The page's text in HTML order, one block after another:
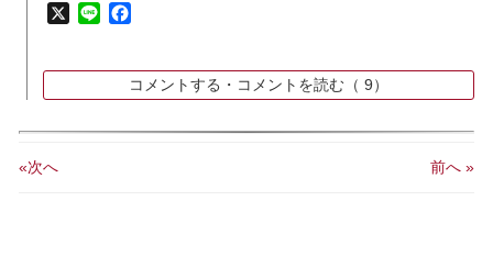
X Line
コメントする・コメントを読む（ 9）
«次へ 前へ »